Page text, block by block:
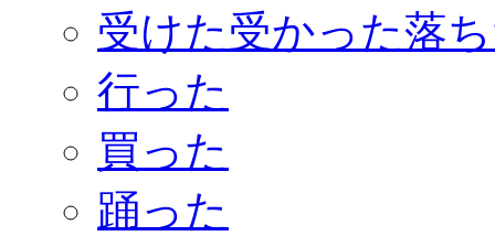
受けた受かった落
行った
買った
踊った